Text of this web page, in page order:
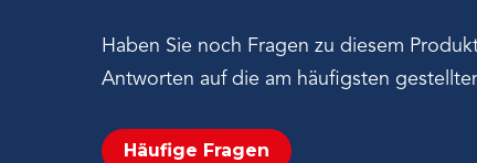
Haben Sie noch Fragen zu diesem
Antworten auf die am häufigsten
Häufige Fragen